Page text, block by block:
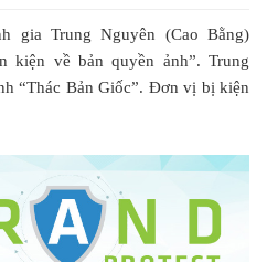
gia Trung Nguyên (Cao Bằng)
kiện về bản quyền ảnh”. Trung
“Thác Bản Giốc”. Đơn vị bị kiện